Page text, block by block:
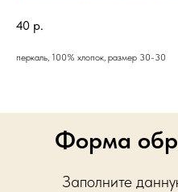
40 р.
перкаль, 100% хлопок, размер 30-30
Форма
Заполните